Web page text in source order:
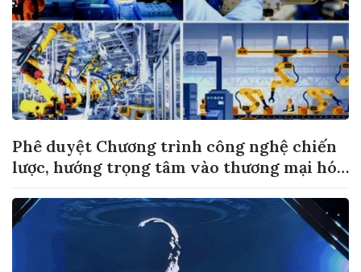
Phê duyệt Chương trình công nghệ chiến
lược, hướng trọng tâm vào thương mại hóa